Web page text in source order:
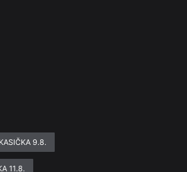
KASIČKA 9.8.
11.8.